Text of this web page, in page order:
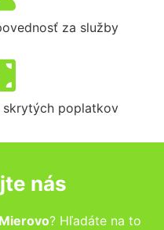
za služby
skrytých poplatkov
nás
? Hľadáte na to